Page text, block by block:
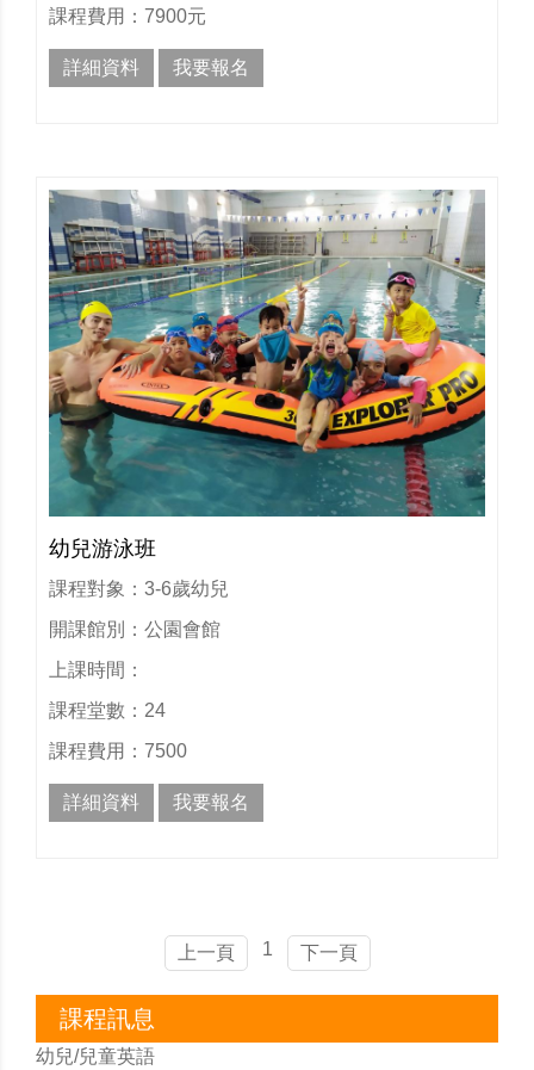
課程費用：7900元
詳細資料 我要報名
幼兒游泳班
課程對象：3-6歲幼兒
開課館別：公園會館
上課時間：
課程堂數：24
課程費用：7500
詳細資料 我要報名
上一頁 1 下一頁
課程訊息
幼兒/兒童英語